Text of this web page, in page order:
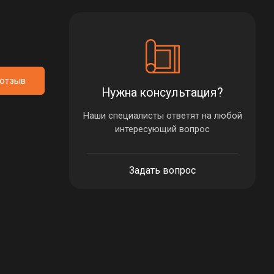
Нужна консультация?
Наши специалисты ответят на любой
интересующий вопрос
Задать вопрос